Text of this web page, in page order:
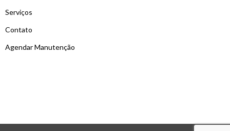
Serviços
Contato
Agendar Manutenção